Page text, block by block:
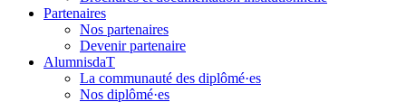
Partenaires
Nos partenaires
Devenir partenaire
AlumnisdaT
La communauté des diplômé·es
Nos diplômé·es